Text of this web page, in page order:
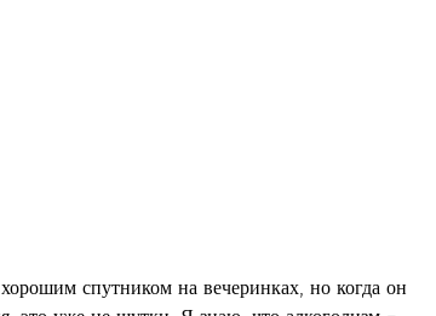
спутником на вечеринках, но когда он